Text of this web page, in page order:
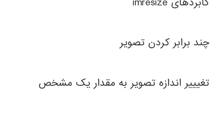
چند برابر کردن تصویر
تغیییر اندازه تصویر به مقدار یک مشخص